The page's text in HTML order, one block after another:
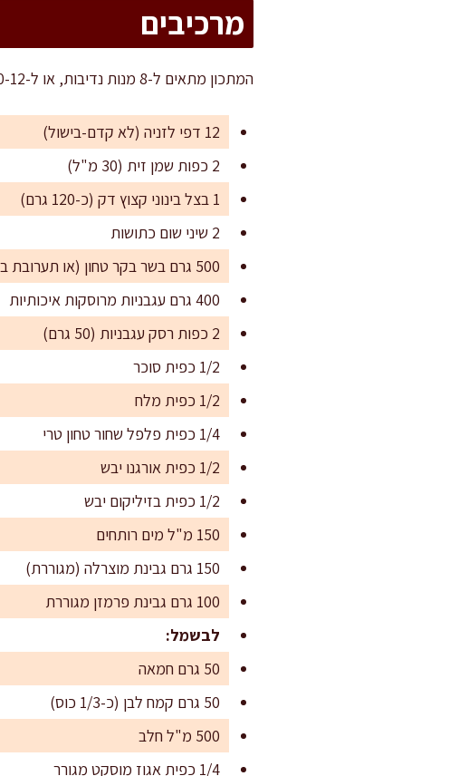
מרכיבים
המתכון מתאים ל-8 מנות נדיבות, או ל-10-12 מנות קטנות יותר לאירוח מוקפד.
12 דפי לזניה (לא קדם-בישול)
2 כפות שמן זית (30 מ"ל)
1 בצל בינוני קצוץ דק (כ-120 גרם)
2 שיני שום כתושות
500 גרם בשר בקר טחון (או תערובת בקר וטלה)
400 גרם עגבניות מרוסקות איכותיות
2 כפות רסק עגבניות (50 גרם)
1/2 כפית סוכר
1/2 כפית מלח
1/4 כפית פלפל שחור טחון טרי
1/2 כפית אורגנו יבש
1/2 כפית בזיליקום יבש
150 מ"ל מים רותחים
150 גרם גבינת מוצרלה (מגוררת)
100 גרם גבינת פרמזן מגוררת
לבשמל:
50 גרם חמאה
50 גרם קמח לבן (כ-1/3 כוס)
500 מ"ל חלב
1/4 כפית אגוז מוסקט מגורר